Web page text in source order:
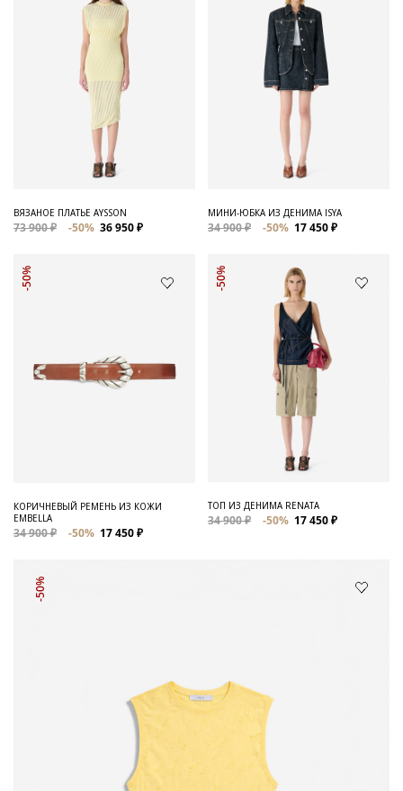
ВЯЗАНОЕ ПЛАТЬЕ AYSSON
73 900 ₽ -50% 36 950 ₽
МИНИ-ЮБКА ИЗ ДЕНИМА ISYA
34 900 ₽ -50% 17 450 ₽
-50%
КОРИЧНЕВЫЙ РЕМЕНЬ ИЗ КОЖИ
EMBELLA
34 900 ₽ -50% 17 450 ₽
-50%
ТОП ИЗ ДЕНИМА RENATA
34 900 ₽ -50% 17 450 ₽
-50%